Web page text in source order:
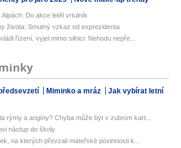
Do akce letěl vrtulník
života: Smutný vzkaz od exprezidenta
řízení, vyjel mimo silnici: Nehodu nepře...
Miminko a mráz
Jak vybírat letní
rýmy a angíny? Chyba může být v zubním kart...
nástup do školy
na kterých převzali mateřské povinnosti k...